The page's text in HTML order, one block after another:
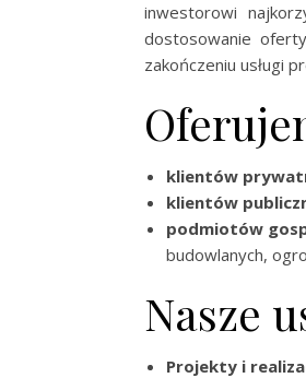
inwestorowi
dostosowanie
zakończeniu usługi
klientów
klientów
podmiotów
budowlanych,
Nasze
Projekty i